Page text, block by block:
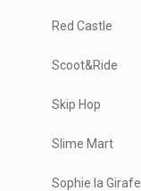
Red Castle
Scoot&Ride
Skip Hop
Slime Mart
Sophie la Girafe